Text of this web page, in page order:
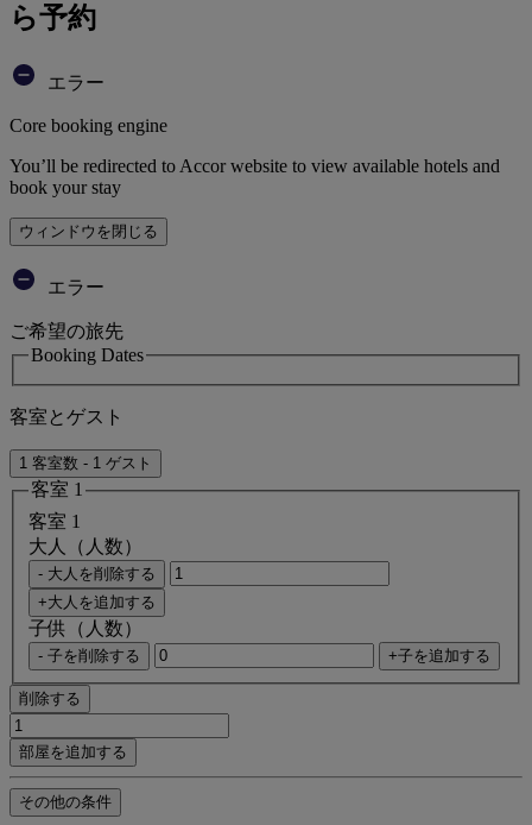
ら予約
エラー
Core booking engine
You’ll be redirected to Accor website to view available hotels and
book your stay
ウィンドウを閉じる
エラー
ご希望の旅先
Booking Dates
客室とゲスト
1 客室数 - 1 ゲスト
客室 1
客室 1
大人（人数）
- 大人を削除する
+大人を追加する
子供（人数）
- 子を削除する +子を追加する
削除する
部屋を追加する
その他の条件